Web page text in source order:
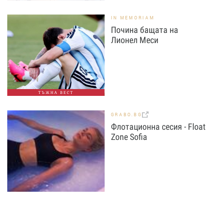
ТЪЖНА ВЕСТ
IN MEMORIAM
Почина бащата на
Лионел Меси
GRABO.BG
Флотационна сесия - Float
Zone Sofia